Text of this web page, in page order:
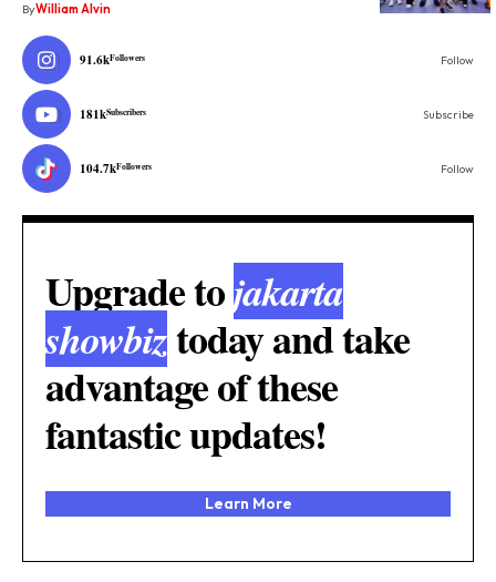
ByWilliam Alvin
91.6kFollowers Follow
181kSubscribers Subscribe
104.7kFollowers Follow
Upgrade tojakarta
showbiztoday and take
advantage of these
fantastic updates!
Learn More